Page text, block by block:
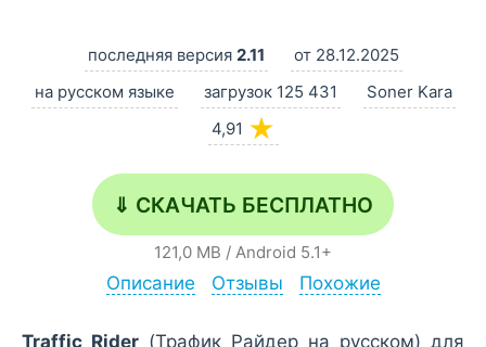
последняя версия 2.11
от 28.12.2025
на русском языке
загрузок 125 431
Soner Kara
4,91 ★
⇓ СКАЧАТЬ БЕСПЛАТНО
121,0 MB / Android 5.1+
Описание Отзывы Похожие
Traffic Rider (Трафик Райдер на русском) для